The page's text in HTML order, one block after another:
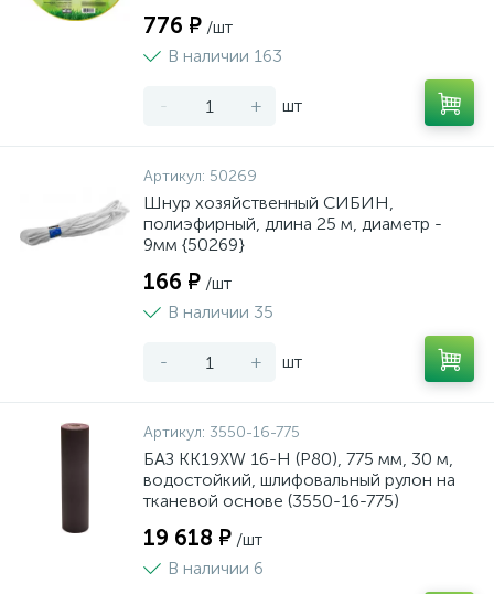
776 ₽ /шт
В наличии 163
- + шт
Артикул: 50269
Шнур хозяйственный СИБИН,
полиэфирный, длина 25 м, диаметр -
9мм {50269}
166 ₽ /шт
В наличии 35
- + шт
Артикул: 3550-16-775
БАЗ KK19XW 16-H (Р80), 775 мм, 30 м,
водостойкий, шлифовальный рулон на
тканевой основе (3550-16-775)
19 618 ₽ /шт
В наличии 6